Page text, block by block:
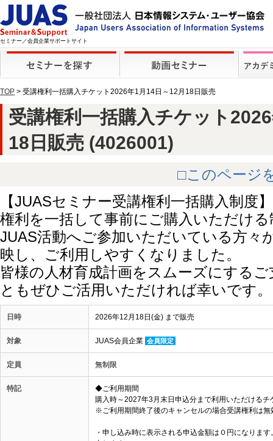
セミナー／会員企業サポートサイト
TOP > 受講権利一括購入チケット2026年1月14日～12月18日販売
受講権利一括購入チケット
18日販売 (4026001)
□このページ
【JUASセミナー受講権利一括購入制度
権利を一括して事前にご購入いただけ
JUAS活動へご参加いただいている方々
映し、ご利用しやすくなりました。
皆様の人材育成計画をスムーズにする
ともぜひご活用いただければ幸いです。
日時 2026年12月18日(金) まで販売
対象 JUAS会員企業 会員限定
定員 無制限
特記
◆ご利用期間
購入時～2027年3月末日申込分まで利用いただけるチ
※ご利用期間終了後のキャンセルの場合受講権利は無
・申し込み時に表示される申込金額は０円になりま